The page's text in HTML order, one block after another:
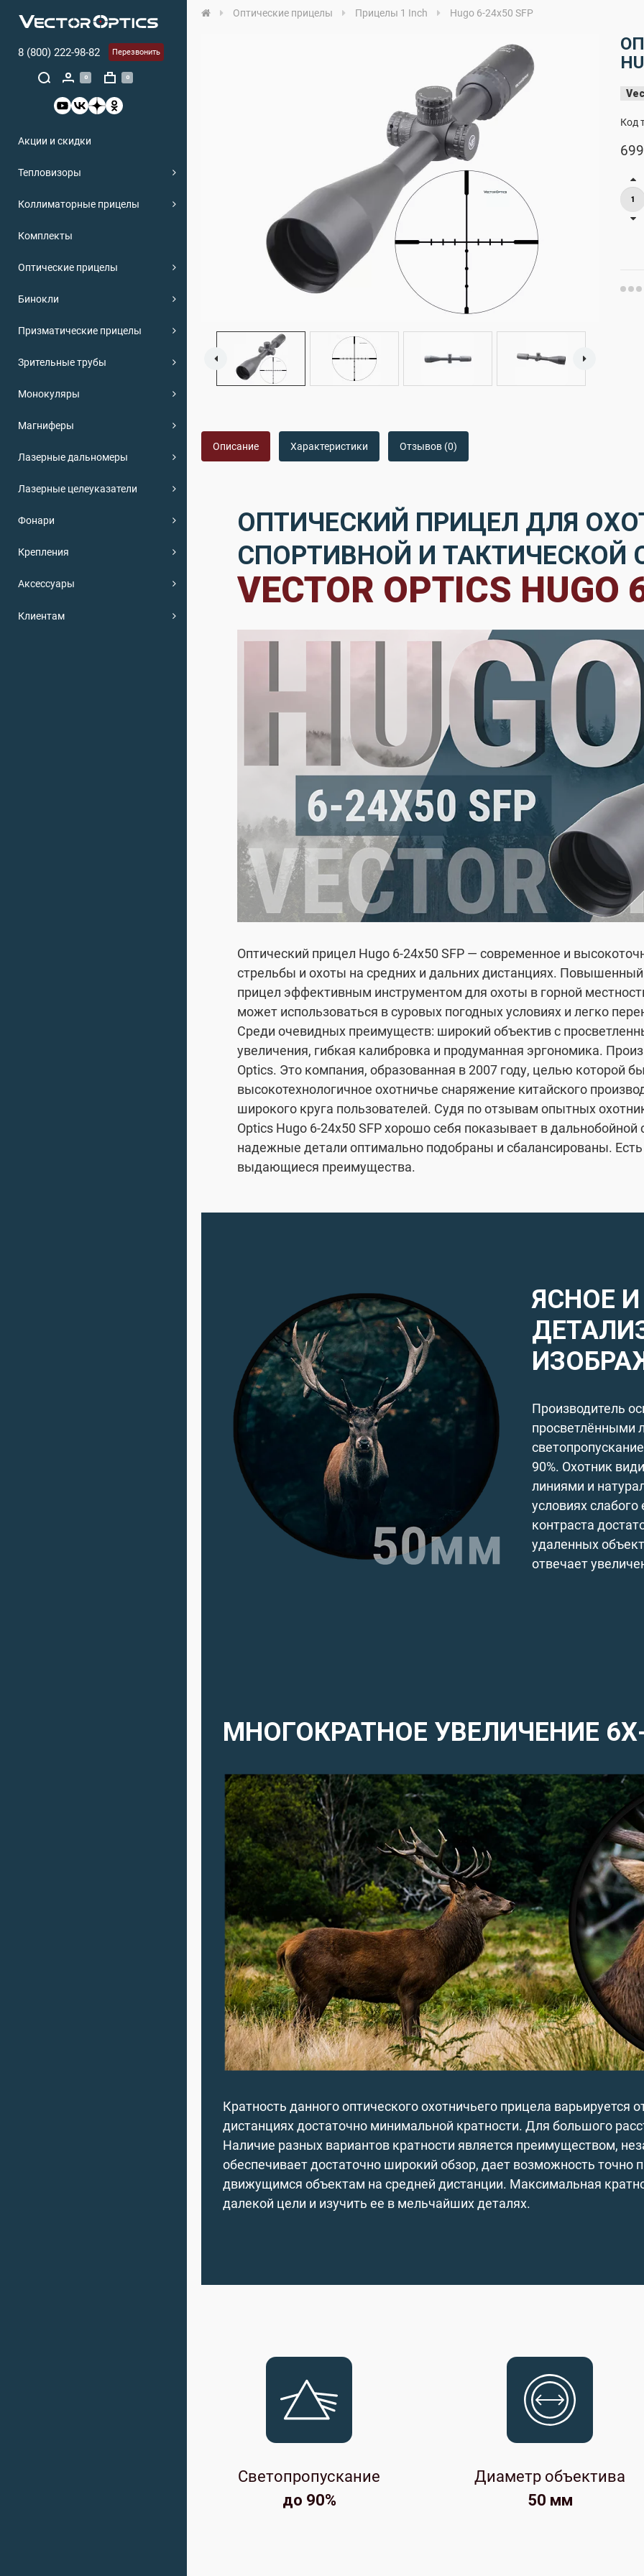
8 (800) 222-98-82 Перезвонить
0 0
Акции и скидки
Тепловизоры
Коллиматорные прицелы
Комплекты
Оптические прицелы
Бинокли
Призматические прицелы
Зрительные трубы
Монокуляры
Магниферы
Лазерные дальномеры
Лазерные целеуказатели
Фонари
Крепления
Аксессуары
Клиентам
Оптические прицелы Прицелы 1 Inch Hugo 6-24x50 SFP
Код
Описание Характеристики Отзывов (0)
ОПТИЧЕСКИЙ ПРИЦЕЛ ДЛЯ
СПОРТИВНОЙ И ТАКТИЧЕСКОЙ
VECTOR OPTICS
Оптический прицел Hugo 6-24x50 SFP — современное и
стрельбы и охоты на средних и дальних дистанциях.
прицел эффективным инструментом для охоты в горной
может использоваться в суровых погодных условиях и легко
Среди очевидных преимуществ: широкий объектив с
увеличения, гибкая калибровка и продуманная эргономика.
Optics. Это компания, образованная в 2007 году, целью которой
высокотехнологичное охотничье снаряжение китайского
широкого круга пользователей. Судя по отзывам опытных
Optics Hugo 6-24x50 SFP хорошо себя показывает в
надежные детали оптимально подобраны и сбалансированы.
выдающиеся преимущества.
ЯСНОЕ И
Производитель
просветлёнными
90%. Охотник
линиями и
условиях
контраста
удаленных
отвечает
МНОГОКРАТНОЕ УВЕЛИЧЕНИЕ
Кратность данного оптического охотничьего прицела варьируется
дистанциях достаточно минимальной кратности. Для большого
Наличие разных вариантов кратности является преимуществом,
обеспечивает достаточно широкий обзор, дает возможность точно
движущимся объектам на средней дистанции. Максимальная
далекой цели и изучить ее в мельчайших деталях.
Светопропускание
до 90%
Диаметр объектива
50 мм